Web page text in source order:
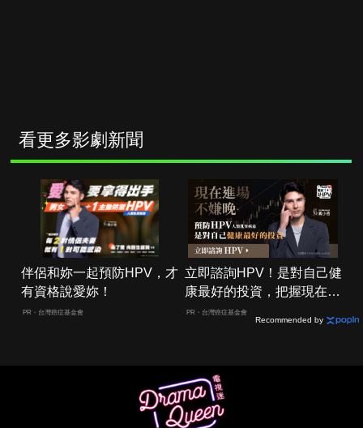
看更多影劇新聞
伴侶和妳一起預防HPV，才
有資格說愛妳！
PR・台灣癌症基金會
立即諮詢HPV！是對自己健
康最好的投資，把握現在不
嫌晚！
PR・台灣癌症基金會
Recommended by